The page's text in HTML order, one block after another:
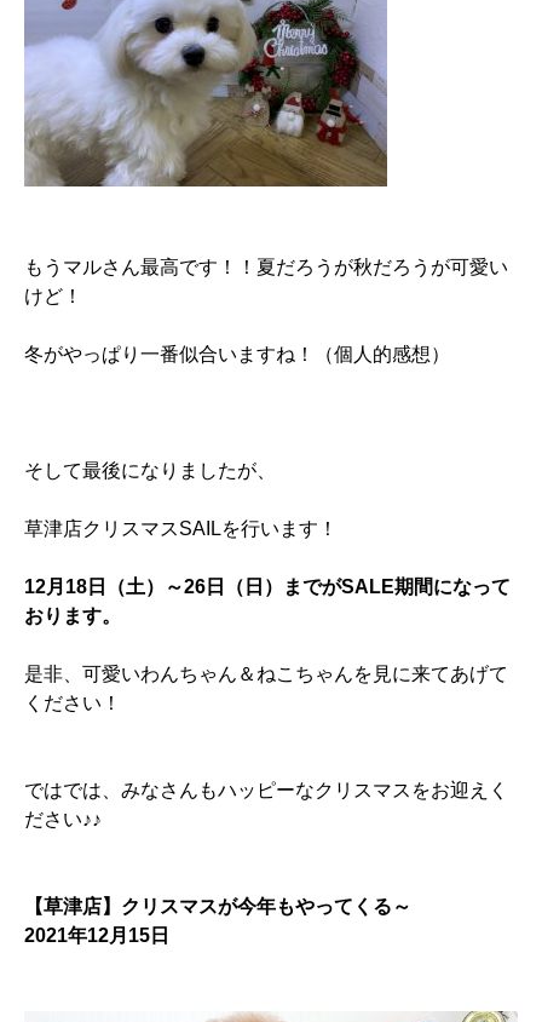
もうマルさん最高です！！夏だろうが秋だろうが可愛い
けど！
冬がやっぱり一番似合いますね！（個人的感想）
そして最後になりましたが、
草津店クリスマスSAILを行います！
12月18日（土）～26日（日）までがSALE期間になって
おります。
是非、可愛いわんちゃん＆ねこちゃんを見に来てあげて
ください！
ではでは、みなさんもハッピーなクリスマスをお迎えく
ださい♪♪
【草津店】クリスマスが今年もやってくる～
2021年12月15日